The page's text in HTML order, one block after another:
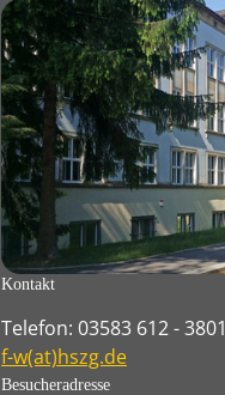
Kontakt
Telefon: 03583 612 - 3801
f-w(at)hszg.de
Besucheradresse